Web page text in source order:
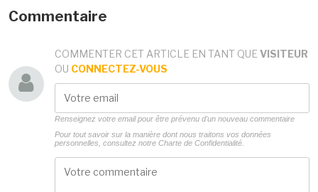
Commentaire
COMMENTER CET ARTICLE EN TANT QUE VISITEUR
OU CONNECTEZ-VOUS
Renseignez votre email pour être prévenu d'un nouveau commentaire
Pour tout savoir sur la manière dont nous traitons vos données
personnelles, consultez notre Charte de Confidentialité.